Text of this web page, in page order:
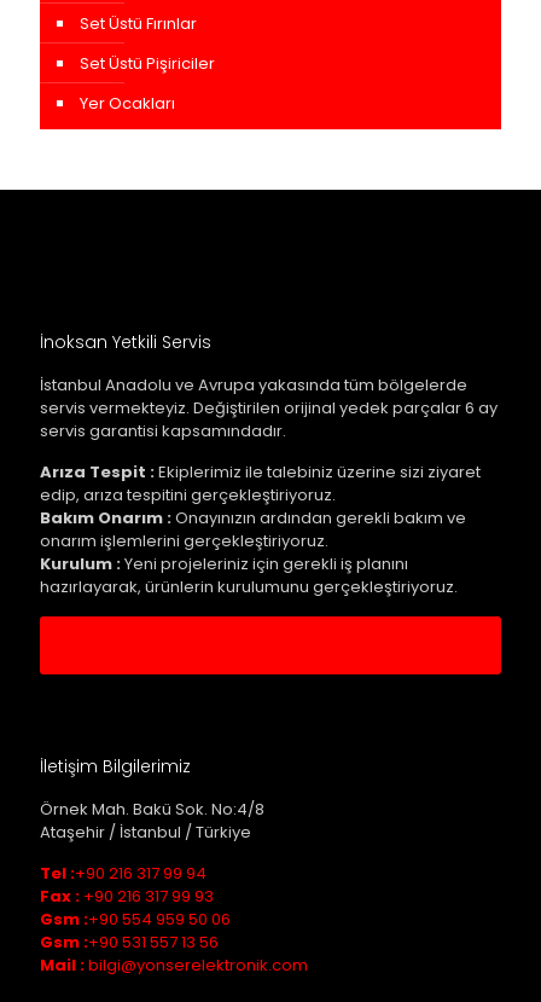
Set Üstü Fırınlar
Set Üstü Pişiriciler
Yer Ocakları
İnoksan Yetkili Servis
İstanbul Anadolu ve Avrupa yakasında tüm bölgelerde
servis vermekteyiz. Değiştirilen orijinal yedek parçalar 6 ay
servis garantisi kapsamındadır.
Arıza Tespit :Ekiplerimiz ile talebiniz üzerine sizi ziyaret
edip, arıza tespitini gerçekleştiriyoruz.
Bakım Onarım :Onayınızın ardından gerekli bakım ve
onarım işlemlerini gerçekleştiriyoruz.
Kurulum :Yeni projeleriniz için gerekli iş planını
hazırlayarak, ürünlerin kurulumunu gerçekleştiriyoruz.
İletişim Bilgilerimiz
Örnek Mah. Bakü Sok. No:4/8
Ataşehir / İstanbul / Türkiye
Tel :+90 216 317 99 94
Fax : +90 216 317 99 93
Gsm :+90 554 959 50 06
Gsm :+90 531 557 13 56
Mail :bilgi@yonserelektronik.com